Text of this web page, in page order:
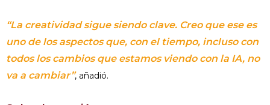
“La creatividad sigue siendo clave. Creo que ese es
uno de los aspectos que, con el tiempo, incluso con
todos los cambios que estamos viendo con la IA, no
va a cambiar”, añadió.